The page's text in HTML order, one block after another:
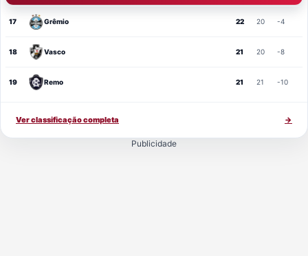
17 Grêmio 22 20 -4
18 Vasco 21 20 -8
19 Remo 21 21 -10
Ver classificação completa →
Publicidade